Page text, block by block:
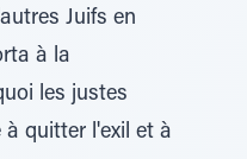
Juifs en
à la
les justes
quitter l'exil et à